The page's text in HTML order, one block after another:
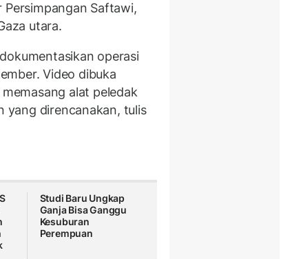
Persimpangan Saftawi,
utara.
operasi
Video dibuka
alat peledak
yang direncanakan, tulis
Studi Baru Ungkap
Ganja Bisa Ganggu
Kesuburan
Perempuan